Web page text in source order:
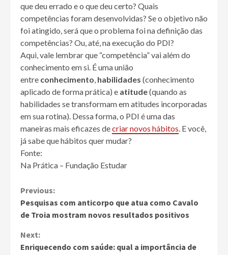
que deu errado e o que deu certo? Quais
competências foram desenvolvidas? Se o objetivo não
foi atingido, será que o problema foi na definição das
competências? Ou, até, na execução do PDI?
Aqui, vale lembrar que “competência” vai além do
conhecimento em si. É uma união
entre conhecimento, habilidades (conhecimento
aplicado de forma prática) e atitude(quando as
habilidades se transformam em atitudes incorporadas
em sua rotina). Dessa forma, o PDI é uma das
maneiras mais eficazes decriar novos hábitos. E você,
já sabe que hábitos quer mudar?
Fonte:
Na Prática – Fundação Estudar
Continue
Reading
Previous:
Pesquisas com anticorpo que atua como Cavalo
de Troia mostram novos resultados positivos
Next:
Enriquecendo com saúde: qual a importância de